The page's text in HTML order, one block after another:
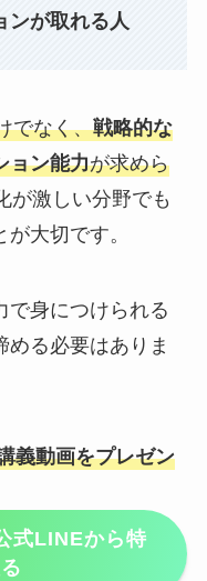
ンが取れる人
でなく、戦略的な
ョン能力が求めら
が激しい分野でも
大切です。
で身につけられる
る必要はありま
義動画をプレゼン
式LINEから特